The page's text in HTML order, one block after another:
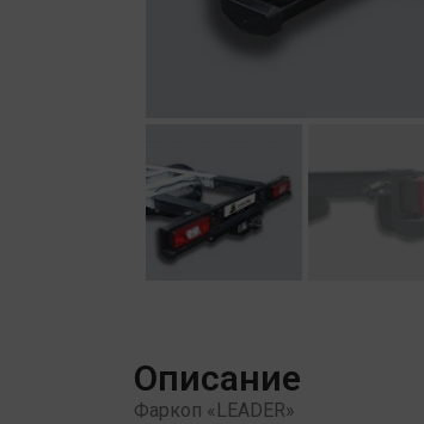
Описание
Фаркоп «LEADER»